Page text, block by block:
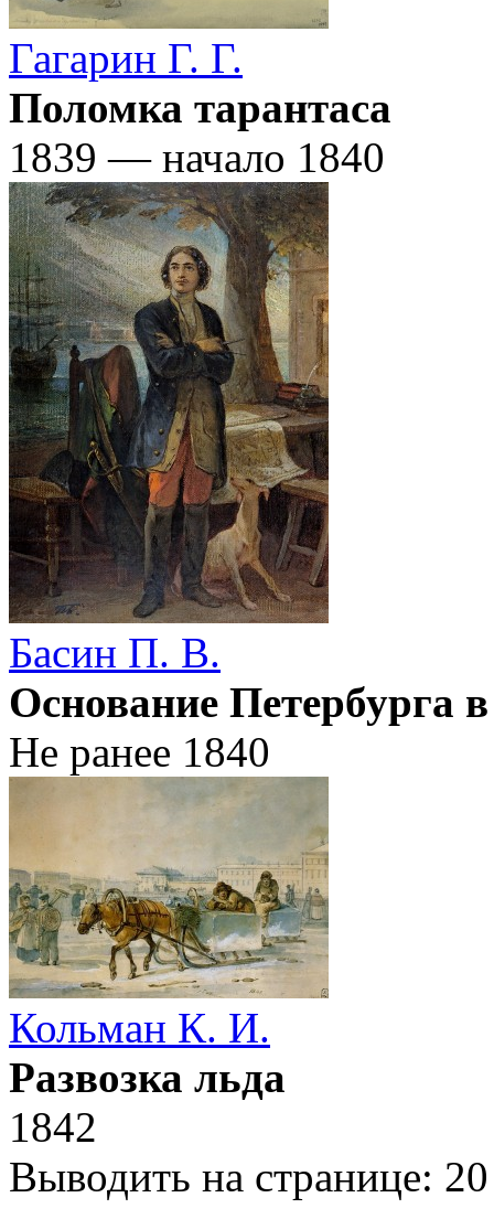
Гагарин Г. Г.
Поломка тарантаса
1839 — начало 1840
Басин П. В.
Основание Петербурга
Не ранее 1840
Кольман К. И.
Развозка льда
1842
Выводить на странице: 20